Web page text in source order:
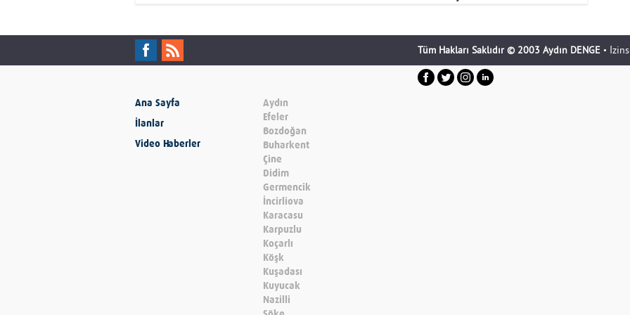
Tüm Hakları Saklıdır © 2003 Aydın DENGE •
Ana Sayfa
İlanlar
Video Haberler
Aydın
Efeler
Bozdoğan
Buharkent
Çine
Didim
Germencik
İncirliova
Karacasu
Karpuzlu
Koçarlı
Köşk
Kuşadası
Kuyucak
Nazilli